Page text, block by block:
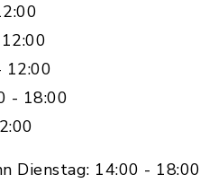
12:00
- 18:00
Dienstag: 14:00 - 18:00